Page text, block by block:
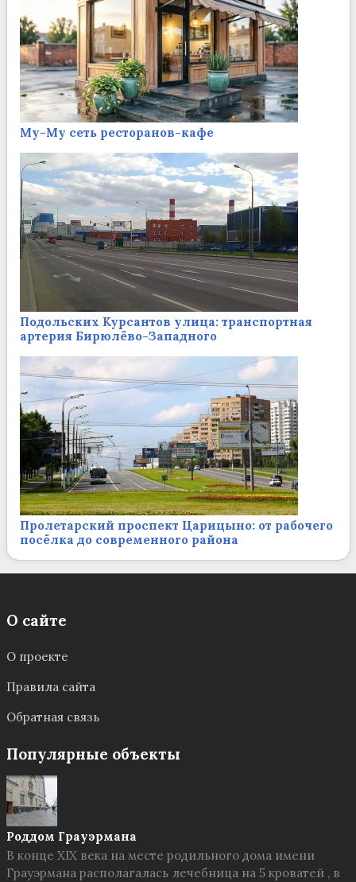
Му-Му сеть ресторанов-кафе
Подольских Курсантов улица: транспортная
артерия Бирюлёво-Западного
Пролетарский проспект Царицыно: от рабочего
посёлка до современного района
О сайте
О проекте
Правила сайта
Обратная связь
Популярные объекты
Роддом Грауэрмана
В конце XIX века на месте родильного дома имени
Грауэрмана располагалась лечебница на 5 кроватей , в